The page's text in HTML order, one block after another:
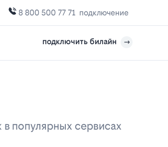
8 800 500 77 71 подключение
подключить билайн
популярных сервисах